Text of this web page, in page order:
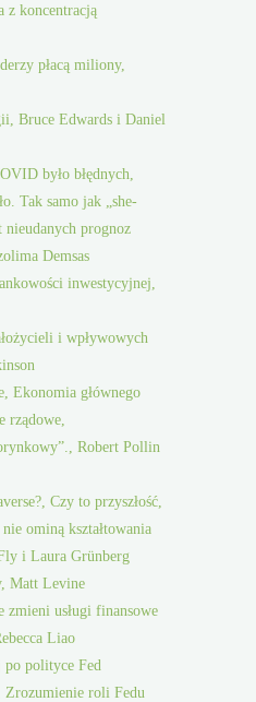
z koncentracją
płacą miliony,
Bruce Edwards i Daniel
było błędnych,
Tak samo jak „she-
nieudanych prognoz
Demsas
inwestycyjnej,
i wpływowych
Ekonomia głównego
rządowe,
Robert Pollin
Czy to przyszłość,
ominą kształtowania
i Laura Grünberg
Matt Levine
zmieni usługi finansowe
Liao
polityce Fed
Zrozumienie roli Fedu